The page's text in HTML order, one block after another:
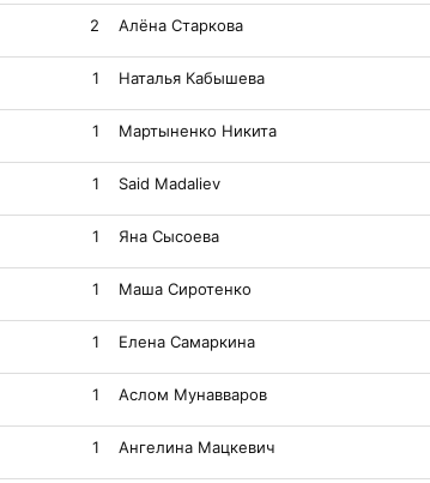
2 Алёна Старкова
1 Наталья Кабышева
1 Мартыненко Никита
1 Said Madaliev
1 Яна Сысоева
1 Маша Сиротенко
1 Елена Самаркина
1 Аслом Мунавваров
1 Ангелина Мацкевич